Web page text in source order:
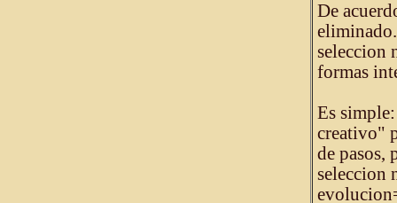
De
seleccion
formas
Es
creativo"
de pasos,
seleccion